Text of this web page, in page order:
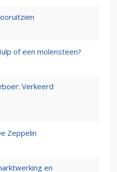
of een molensteen?
Verkeerd
Zeppelin
en